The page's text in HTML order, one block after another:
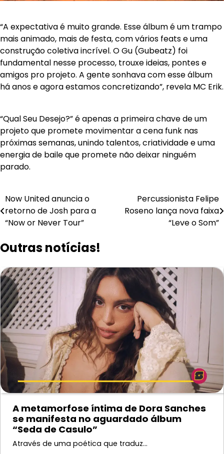
“A expectativa é muito grande. Esse álbum é um trampo
mais animado, mais de festa, com vários feats e uma
construção coletiva incrível. O Gu (Gubeatz) foi
fundamental nesse processo, trouxe ideias, pontes e
amigos pro projeto. A gente sonhava com esse álbum
há anos e agora estamos concretizando”, revela MC Erik.
“Qual Seu Desejo?” é apenas a primeira chave de um
projeto que promete movimentar a cena funk nas
próximas semanas, unindo talentos, criatividade e uma
energia de baile que promete não deixar ninguém
parado.
Navegação
de
Now United anuncia o
retorno de Josh para a
“Now or Never Tour”
Percussionista Felipe
Roseno lança nova faixa
“Leve o Som”
Outras notícias!
A metamorfose íntima de Dora Sanches
se manifesta no aguardado álbum
“Seda de Casulo”
Através de uma poética que traduz…